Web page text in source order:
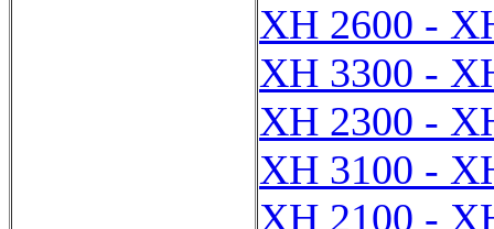
XH 2600 -
XH 3300 -
XH 2300 -
XH 3100 -
XH 2100 -